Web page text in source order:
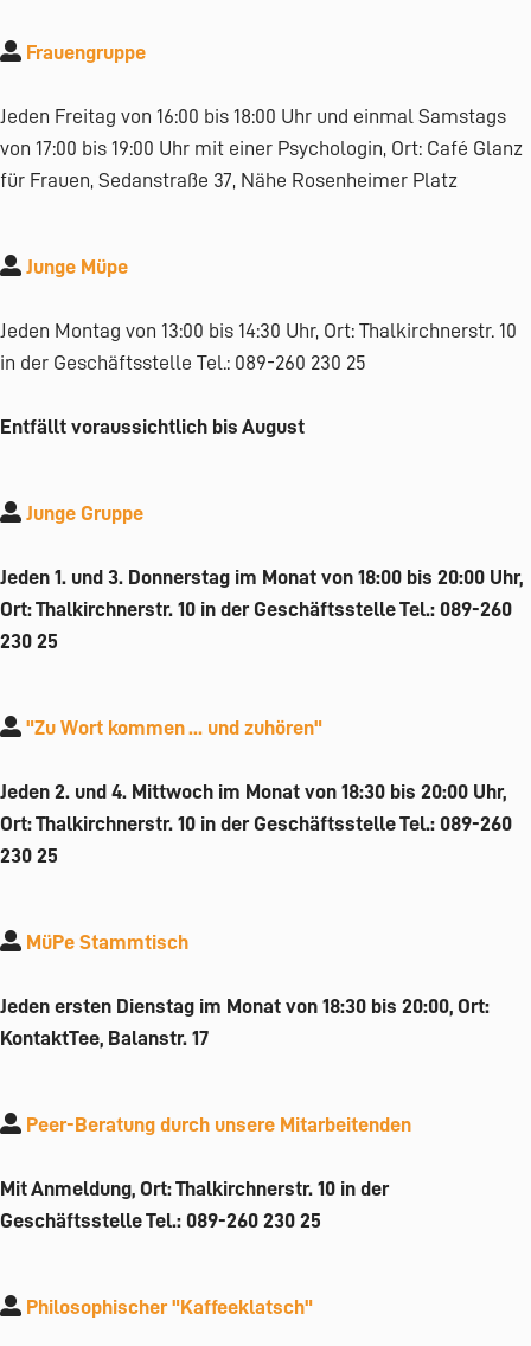
Frauengruppe
Jeden Freitag von 16:00 bis 18:00 Uhr und einmal Samstags
von 17:00 bis 19:00 Uhr mit einer Psychologin, Ort: Café Glanz
für Frauen, Sedanstraße 37, Nähe Rosenheimer Platz
Junge Müpe
Jeden Montag von 13:00 bis 14:30 Uhr, Ort: Thalkirchnerstr. 10
in der Geschäftsstelle Tel.: 089-260 230 25
Entfällt voraussichtlich bis August
Junge Gruppe
Jeden 1. und 3. Donnerstag im Monat von 18:00 bis 20:00 Uhr,
Ort: Thalkirchnerstr. 10 in der Geschäftsstelle Tel.: 089-260
230 25
"Zu Wort kommen ... und zuhören"
Jeden 2. und 4. Mittwoch im Monat von 18:30 bis 20:00 Uhr,
Ort: Thalkirchnerstr. 10 in der Geschäftsstelle Tel.: 089-260
230 25
MüPe Stammtisch
Jeden ersten Dienstag im Monat von 18:30 bis 20:00, Ort:
KontaktTee, Balanstr. 17
Peer-Beratung durch unsere Mitarbeitenden
Mit Anmeldung, Ort: Thalkirchnerstr. 10 in der
Geschäftsstelle Tel.: 089-260 230 25
Philosophischer "Kaffeeklatsch"